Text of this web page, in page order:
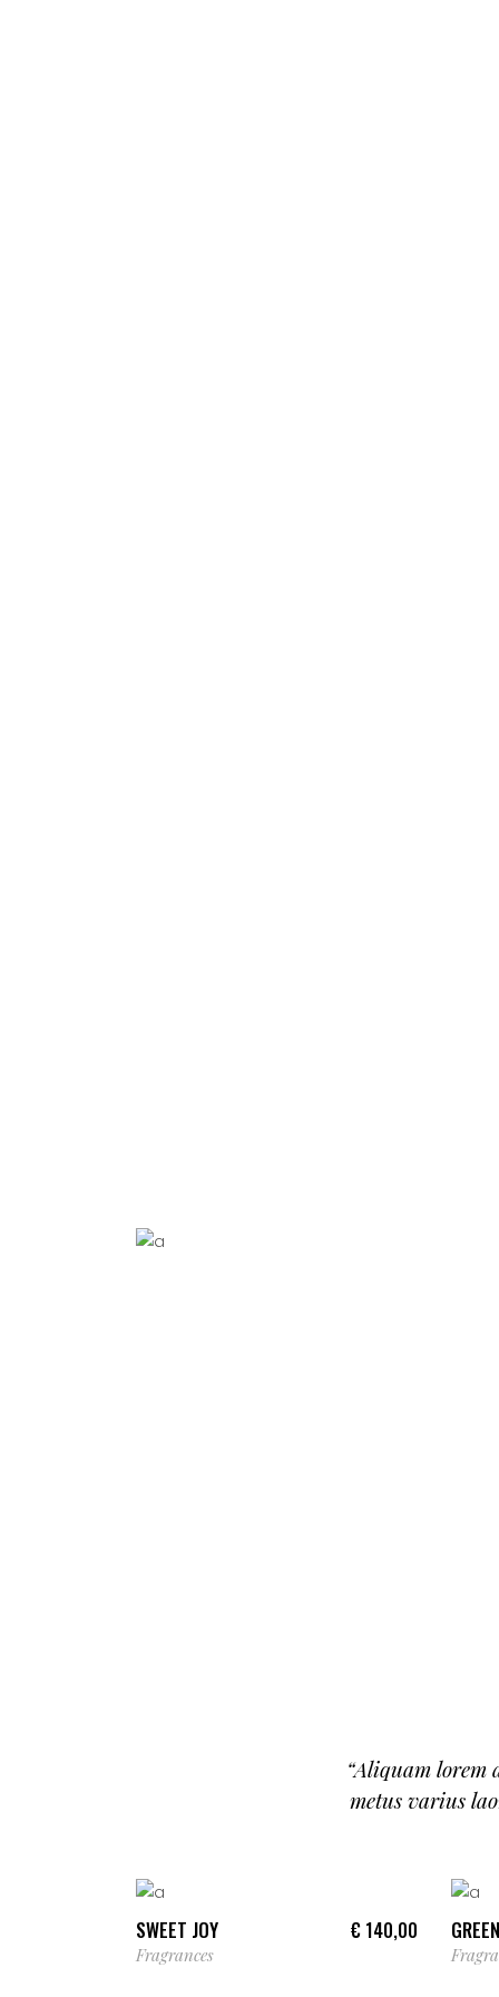
“Aliquam
metus varius
SWEET JOY €140,00
Fragrances